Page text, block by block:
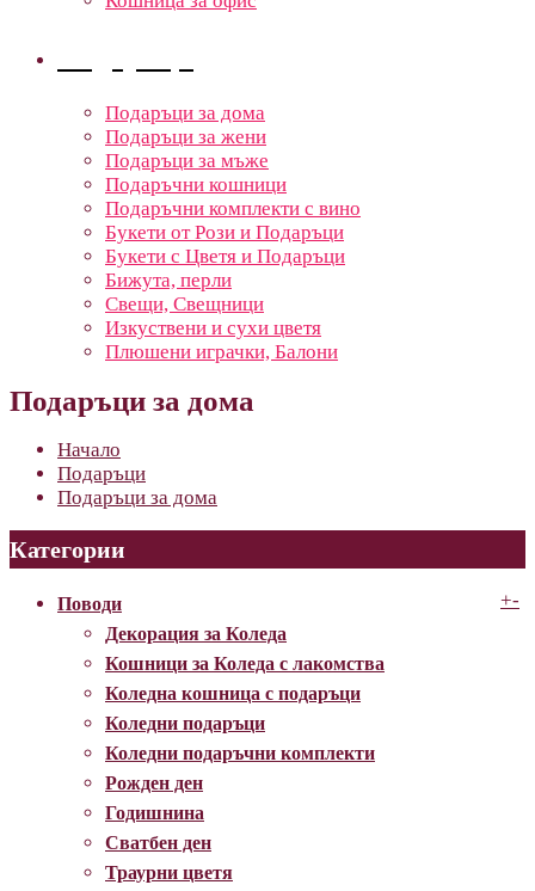
Подаръци за дома
Подаръци за жени
Подаръци за мъже
Подаръчни кошници
Подаръчни комплекти с вино
Букети от Рози и Подаръци
Букети с Цветя и Подаръци
Бижута, перли
Свещи, Свещници
Изкуствени и сухи цветя
Плюшени играчки, Балони
Подаръци за дома
Начало
Подаръци
Подаръци за дома
Категории
Поводи +-
Декорация за Коледа
Кошници за Коледа с лакомства
Коледна кошница с подаръци
Коледни подаръци
Коледни подаръчни комплекти
Рожден ден
Годишнина
Сватбен ден
Траурни цветя